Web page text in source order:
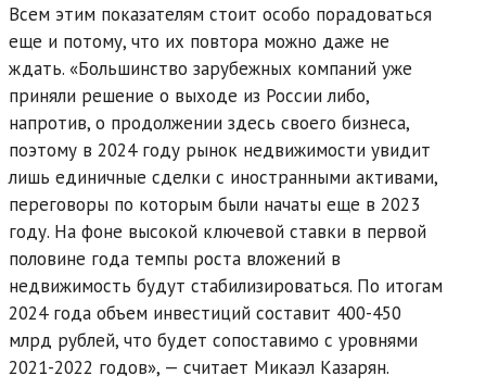
Всем этим показателям стоит особо порадоваться
еще и потому, что их повтора можно даже не
ждать. «Большинство зарубежных компаний уже
приняли решение о выходе из России либо,
напротив, о продолжении здесь своего бизнеса,
поэтому в 2024 году рынок недвижимости увидит
лишь единичные сделки с иностранными активами,
переговоры по которым были начаты еще в 2023
году. На фоне высокой ключевой ставки в первой
половине года темпы роста вложений в
недвижимость будут стабилизироваться. По итогам
2024 года объем инвестиций составит 400-450
млрд рублей, что будет сопоставимо с уровнями
2021-2022 годов», — считает Микаэл Казарян.